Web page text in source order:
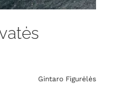
Gintaro Figurėlės